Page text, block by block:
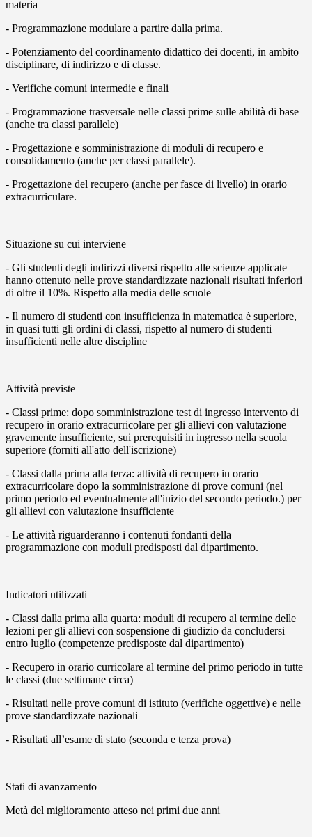
materia
- Programmazione modulare a partire dalla prima.
- Potenziamento del coordinamento didattico dei docenti, in ambito
disciplinare, di indirizzo e di classe.
- Verifiche comuni intermedie e finali
- Programmazione trasversale nelle classi prime sulle abilità di base
(anche tra classi parallele)
- Progettazione e somministrazione di moduli di recupero e
consolidamento (anche per classi parallele).
- Progettazione del recupero (anche per fasce di livello) in orario
extracurriculare.
Situazione su cui interviene
- Gli studenti degli indirizzi diversi rispetto alle scienze applicate
hanno ottenuto nelle prove standardizzate nazionali risultati inferiori
di oltre il 10%. Rispetto alla media delle scuole
- Il numero di studenti con insufficienza in matematica è superiore,
in quasi tutti gli ordini di classi, rispetto al numero di studenti
insufficienti nelle altre discipline
Attività previste
- Classi prime: dopo somministrazione test di ingresso intervento di
recupero in orario extracurricolare per gli allievi con valutazione
gravemente insufficiente, sui prerequisiti in ingresso nella scuola
superiore (forniti all'atto dell'iscrizione)
- Classi dalla prima alla terza: attività di recupero in orario
extracurricolare dopo la somministrazione di prove comuni (nel
primo periodo ed eventualmente all'inizio del secondo periodo.) per
gli allievi con valutazione insufficiente
- Le attività riguarderanno i contenuti fondanti della
programmazione con moduli predisposti dal dipartimento.
Indicatori utilizzati
- Classi dalla prima alla quarta: moduli di recupero al termine delle
lezioni per gli allievi con sospensione di giudizio da concludersi
entro luglio (competenze predisposte dal dipartimento)
- Recupero in orario curricolare al termine del primo periodo in tutte
le classi (due settimane circa)
- Risultati nelle prove comuni di istituto (verifiche oggettive) e nelle
prove standardizzate nazionali
- Risultati all’esame di stato (seconda e terza prova)
Stati di avanzamento
Metà del miglioramento atteso nei primi due anni